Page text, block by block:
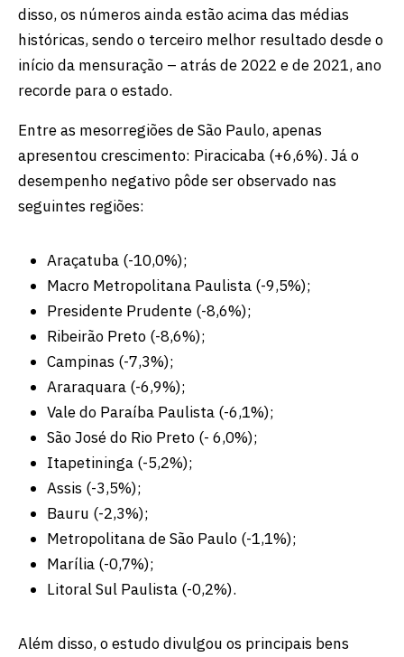
disso, os números ainda estão acima das médias
históricas, sendo o terceiro melhor resultado desde o
início da mensuração – atrás de 2022 e de 2021, ano
recorde para o estado.
Entre as mesorregiões de São Paulo, apenas
apresentou crescimento: Piracicaba (+6,6%). Já o
desempenho negativo pôde ser observado nas
seguintes regiões:
Araçatuba (-10,0%);
Macro Metropolitana Paulista (-9,5%);
Presidente Prudente (-8,6%);
Ribeirão Preto (-8,6%);
Campinas (-7,3%);
Araraquara (-6,9%);
Vale do Paraíba Paulista (-6,1%);
São José do Rio Preto (- 6,0%);
Itapetininga (-5,2%);
Assis (-3,5%);
Bauru (-2,3%);
Metropolitana de São Paulo (-1,1%);
Marília (-0,7%);
Litoral Sul Paulista (-0,2%).
Além disso, o estudo divulgou os principais bens